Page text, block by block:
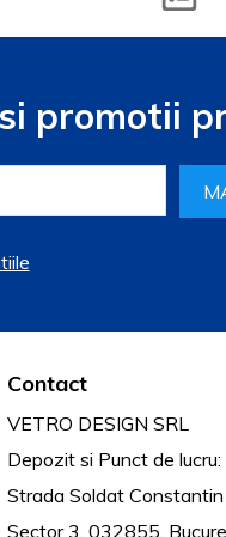
promotii
Contact
VETRO DESIGN SRL
Depozit si Punct de lucru:
Strada Soldat
Sector 3, 032855,